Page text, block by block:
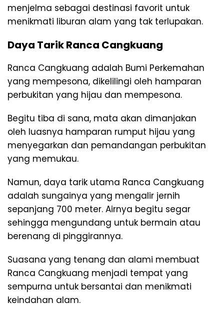
menjelma sebagai destinasi favorit untuk
menikmati liburan alam yang tak terlupakan.
Daya Tarik Ranca Cangkuang
Ranca Cangkuang adalah Bumi Perkemahan
yang mempesona, dikelilingi oleh hamparan
perbukitan yang hijau dan mempesona.
Begitu tiba di sana, mata akan dimanjakan
oleh luasnya hamparan rumput hijau yang
menyegarkan dan pemandangan perbukitan
yang memukau.
Namun, daya tarik utama Ranca Cangkuang
adalah sungainya yang mengalir jernih
sepanjang 700 meter. Airnya begitu segar
sehingga mengundang untuk bermain atau
berenang di pinggirannya.
Suasana yang tenang dan alami membuat
Ranca Cangkuang menjadi tempat yang
sempurna untuk bersantai dan menikmati
keindahan alam.